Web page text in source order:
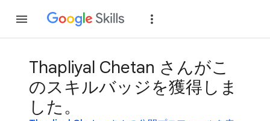
Thapliyal Chetan さんがこ
のスキルバッジを獲得しま
した。